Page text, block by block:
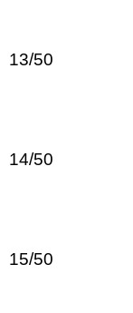
13/50
14/50
15/50